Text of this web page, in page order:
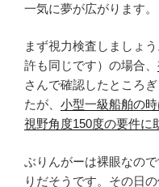
一気に夢が広がります。
まず視力検査しましょ
許も同じです）の場合、
さんで確認したところ
たが、 小型一級船舶の時
視野角度150度の要件に
ぶりんがーは裸眼なの
りだそうです。その日